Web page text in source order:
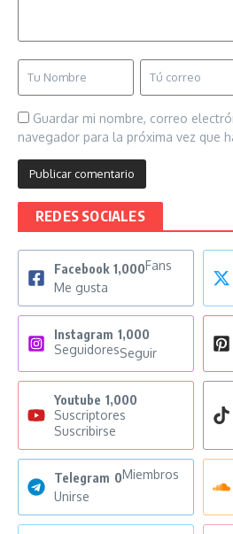
Guardar mi nombre, correo
navegador para la próxima vez que
REDES SOCIALES
Facebook 1,000Fans
Me gusta
Instagram 1,000
SeguidoresSeguir
Youtube 1,000
Suscriptores
Suscribirse
Telegram 0Miembros
Unirse